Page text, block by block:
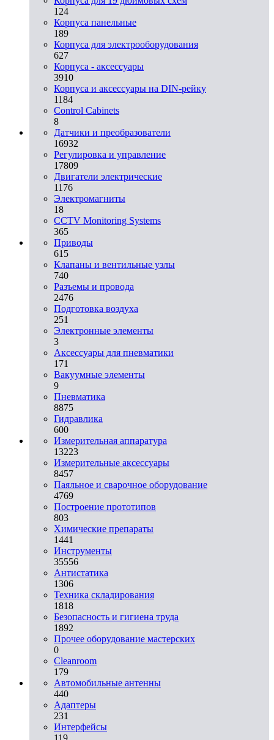
124
Корпуса панельные
189
Корпуса для электрооборудования
627
Корпуса - аксессуары
3910
Корпуса и аксессуары на DIN-рейку
1184
Control Cabinets
8
Датчики и преобразователи
16932
Регулировка и управление
17809
Двигатели электрические
1176
Электромагниты
18
CCTV Monitoring Systems
365
Приводы
615
Клапаны и вентильные узлы
740
Разъемы и провода
2476
Подготовка воздуха
251
Электронные элементы
3
Аксессуары для пневматики
171
Вакуумные элементы
9
Пневматика
8875
Гидравлика
600
Измерительная аппаратура
13223
Измерительные аксессуары
8457
Паяльное и сварочное оборудование
4769
Построение прототипов
803
Химические препараты
1441
Инструменты
35556
Aнтистатика
1306
Техника складирования
1818
Безопасность и гигиена труда
1892
Прочее оборудование мастерских
0
Cleanroom
179
Автомобильные антенны
440
Адаптеры
231
Интерфейсы
119